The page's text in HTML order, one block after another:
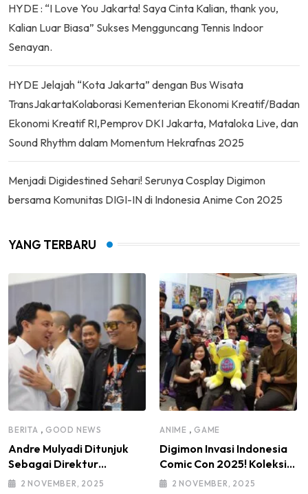
HYDE : “I Love You Jakarta! Saya Cinta Kalian, thank you,
Kalian Luar Biasa” Sukses Mengguncang Tennis Indoor
Senayan.
HYDE Jelajah “Kota Jakarta” dengan Bus Wisata
TransJakartaKolaborasi Kementerian Ekonomi Kreatif/Badan
Ekonomi Kreatif RI,Pemprov DKI Jakarta, Mataloka Live, dan
Sound Rhythm dalam Momentum Hekrafnas 2025
Menjadi Digidestined Sehari! Serunya Cosplay Digimon
bersama Komunitas DIGI-IN di Indonesia Anime Con 2025
YANG TERBARU
BERITA , GOOD NEWS
Andre Mulyadi Ditunjuk
Sebagai Direktur
Modifikasi dan Kendaraan
2 NOVEMBER, 2025
ANIME , GAME
Digimon Invasi Indonesia
Comic Con 2025! Koleksi
Mainan Komunitas DIGI-IN
2 NOVEMBER, 2025